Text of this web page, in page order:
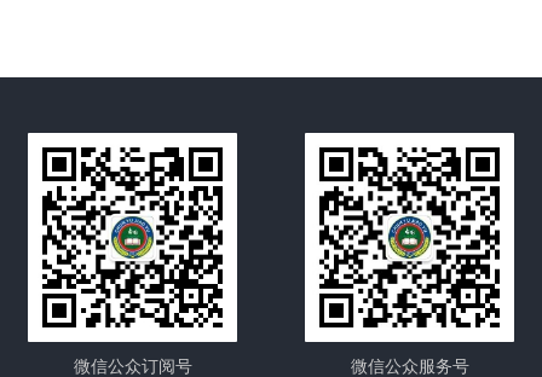
微信公众订阅号 微信公众服务号